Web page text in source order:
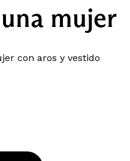
mujer
con aros y vestido